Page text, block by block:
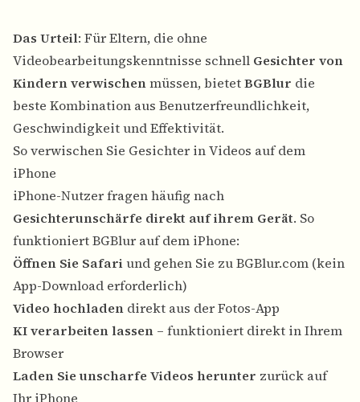
Das Urteil: Für Eltern, die ohne
Videobearbeitungskenntnisse schnell Gesichter von
Kindern verwischenmüssen, bietetBGBlur die
beste Kombination aus Benutzerfreundlichkeit,
Geschwindigkeit und Effektivität.
So verwischen Sie Gesichter in Videos auf dem
iPhone
iPhone-Nutzer fragen häufig nach
Gesichterunschärfe direkt auf ihrem Gerät. So
funktioniert BGBlur auf dem iPhone:
Öffnen Sie Safariund gehen Sie zu BGBlur.com (kein
App-Download erforderlich)
Video hochladen direkt aus der Fotos-App
KI verarbeiten lassen – funktioniert direkt in Ihrem
Browser
Laden Sie unscharfe Videos herunter zurück auf
Ihr iPhone